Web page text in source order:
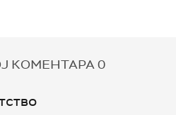
КОМЕНТАРА0